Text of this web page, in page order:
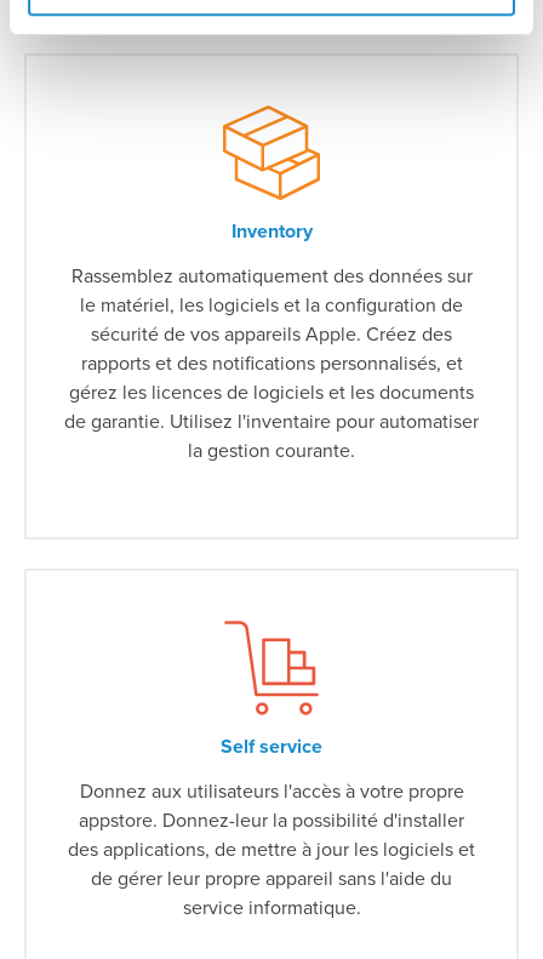
Inventory
Rassemblez automatiquement des données sur
le matériel, les logiciels et la configuration de
sécurité de vos appareils Apple. Créez des
rapports et des notifications personnalisés, et
gérez les licences de logiciels et les documents
de garantie. Utilisez l'inventaire pour automatiser
la gestion courante.
Self service
Donnez aux utilisateurs l'accès à votre propre
appstore. Donnez-leur la possibilité d'installer
des applications, de mettre à jour les logiciels et
de gérer leur propre appareil sans l'aide du
service informatique.